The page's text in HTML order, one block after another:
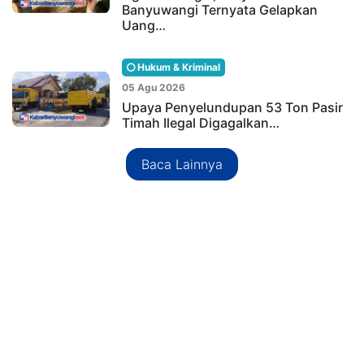
Banyuwangi Ternyata Gelapkan
Uang…
Hukum & Kriminal
05 Agu 2026
Upaya Penyelundupan 53 Ton Pasir
Timah Ilegal Digagalkan…
Baca Lainnya